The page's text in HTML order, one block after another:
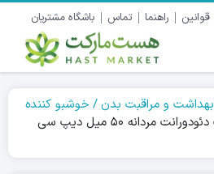
قوانین راهنما تماس باشگاه مشتریان
بهداشت و مراقبت بدن
خوشبو کننده
مام استیک دئودورانت مردانه ۵۰ میل دیپ سی